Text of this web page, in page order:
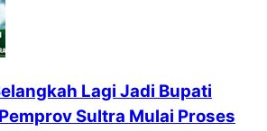
Lagi Jadi Bupati
Sultra Mulai Proses